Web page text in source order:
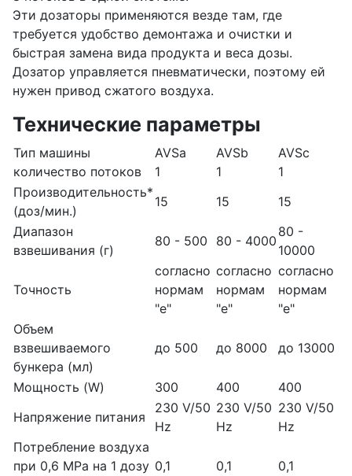
Эти дозаторы применяются везде там, где
требуется удобство демонтажа и очистки и
быстрая замена вида продукта и веса дозы.
Дозатор управляется пневматически, поэтому ей
нужен привод сжатого воздуха.
Технические параметры
Тип машины
количество потоков
AVSa
1
AVSb
1
AVSc
1
Производительность*
(доз/мин.)
15 15
15
Диапазон
взвешивания (г)
80 - 500 80 - 4000
80 -
10000
Точность
согласно
нормам
"e"
согласно
нормам
"e"
согласно
нормам
"e"
Объем
взвешиваемого
бункера (мл)
до 500 до 8000 до 13000
Мощность (W) 300 400
400
Напряжение питания
230 V/50
Hz
230 V/50
Hz
230 V/50
Hz
Потребление воздуха
при 0,6 MPa на 1 дозу 0,1 0,1 0,1